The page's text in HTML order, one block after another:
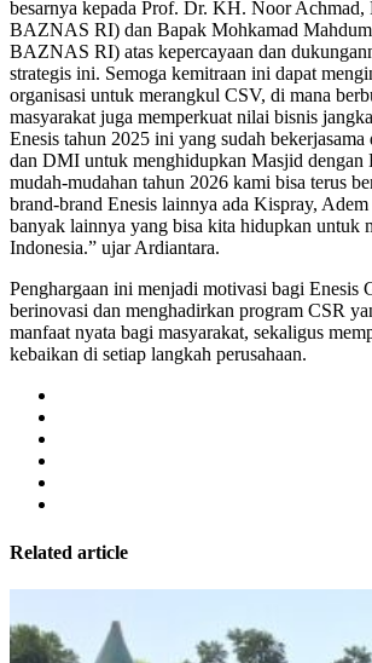
besarnya kepada Prof. Dr. KH. Noor
BAZNAS RI) dan Bapak Mohkamad
BAZNAS RI) atas kepercayaan dan
strategis ini. Semoga kemitraan ini dapat
organisasi untuk merangkul CSV, di mana
masyarakat juga memperkuat nilai bisnis
Enesis tahun 2025 ini yang sudah
dan DMI untuk menghidupkan Masjid dengan
mudah-mudahan tahun 2026 kami bisa terus
brand-brand Enesis lainnya ada Kispray,
banyak lainnya yang bisa kita hidupkan untuk
Indonesia.” ujar Ardiantara.
Penghargaan ini menjadi motivasi bagi Enesis
berinovasi dan menghadirkan program CSR
manfaat nyata bagi masyarakat, sekaligus
kebaikan di setiap langkah perusahaan.
Related article